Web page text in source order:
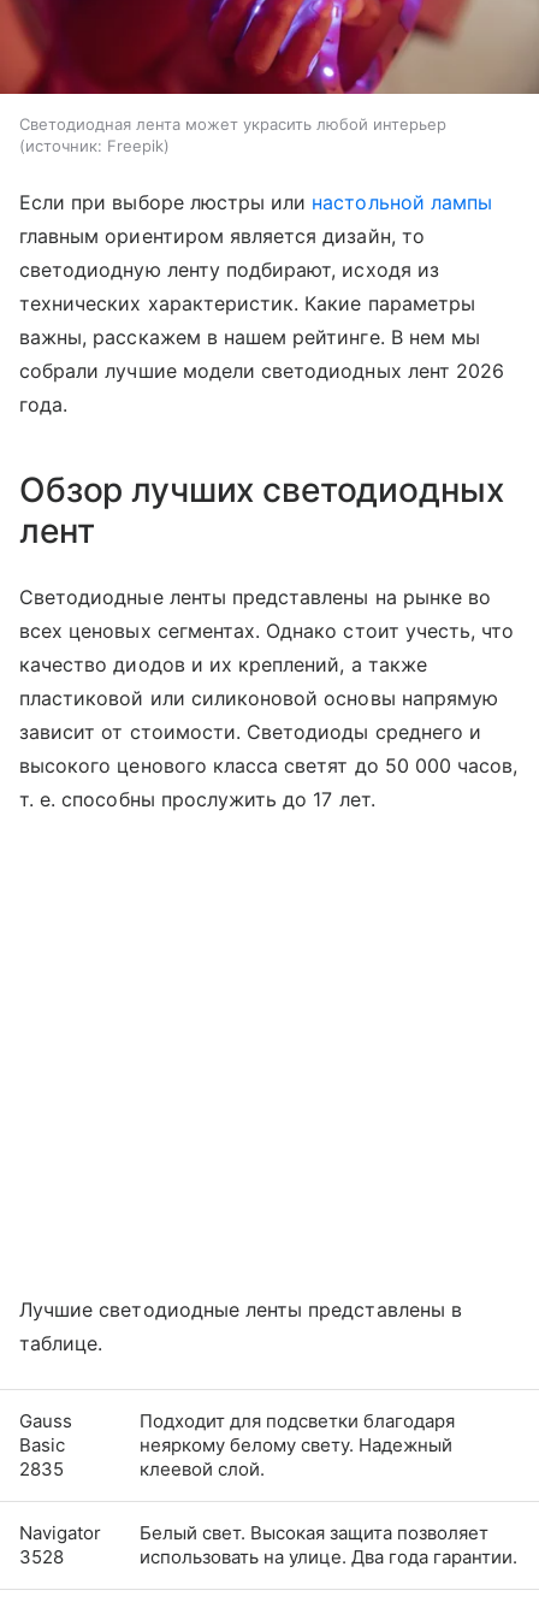
Светодиодная лента может украсить любой интерьер
источник: Freepik
Если при выборе люстры или настольной лампы
главным ориентиром является дизайн, то
светодиодную ленту подбирают, исходя из
технических характеристик. Какие параметры
важны, расскажем в нашем рейтинге. В нем мы
собрали лучшие модели светодиодных лент 2026
года.
Обзор лучших светодиодных
лент
Светодиодные ленты представлены на рынке во
всех ценовых сегментах. Однако стоит учесть, что
качество диодов и их креплений, а также
пластиковой или силиконовой основы напрямую
зависит от стоимости. Светодиоды среднего и
высокого ценового класса светят до 50 000 часов,
т. е. способны прослужить до 17 лет.
Лучшие светодиодные ленты представлены в
таблице.
Gauss
Basic
2835
Подходит для подсветки благодаря
неяркому белому свету. Надежный
клеевой слой.
Navigator
3528
Белый свет. Высокая защита позволяет
использовать на улице. Два года гарантии.